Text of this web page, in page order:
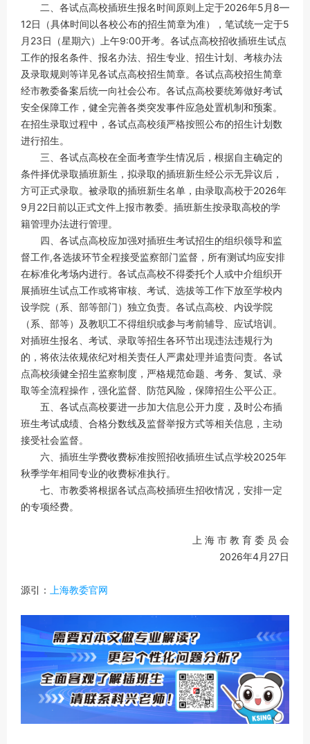
二、各试点高校插班生报名时间原则上定于2026年5月8—
12日（具体时间以各校公布的招生简章为准），笔试统一定于5
月23日（星期六）上午9:00开考。各试点高校招收插班生试点
工作的报名条件、报名办法、招生专业、招生计划、考核办法
及录取规则等详见各试点高校招生简章。各试点高校招生简章
经市教委备案后统一向社会公布。各试点高校要统筹做好考试
安全保障工作，健全完善各类突发事件应急处置机制和预案。
在招生录取过程中，各试点高校须严格按照公布的招生计划数
进行招生。
三、各试点高校在全面考查学生情况后，根据自主确定的
条件择优录取插班新生，拟录取的插班新生经公示无异议后，
方可正式录取。被录取的插班新生名单，由录取高校于2026年
9月22日前以正式文件上报市教委。插班新生按录取高校的学
籍管理办法进行管理。
四、各试点高校应加强对插班生考试招生的组织领导和监
督工作,各选拔环节全程接受监察部门监督，所有测试均应安排
在标准化考场内进行。各试点高校不得委托个人或中介组织开
展插班生试点工作或将审核、考试、选拔等工作下放至学校内
设学院（系、部等部门）独立负责。各试点高校、内设学院
（系、部等）及教职工不得组织或参与考前辅导、应试培训。
对插班生报名、考试、录取等招生各环节出现违法违规行为
的，将依法依规依纪对相关责任人严肃处理并追责问责。各试
点高校须健全招生监察制度，严格规范命题、考务、复试、录
取等全流程操作，强化监督、防范风险，保障招生公平公正。
五、各试点高校要进一步加大信息公开力度，及时公布插
班生考试成绩、合格分数线及监督举报方式等相关信息，主动
接受社会监督。
六、插班生学费收费标准按照招收插班生试点学校2025年
秋季学年相同专业的收费标准执行。
七、市教委将根据各试点高校插班生招收情况，安排一定
的专项经费。
上 海 市 教 育 委 员 会
2026年4月27日
源引： 上海教委官网